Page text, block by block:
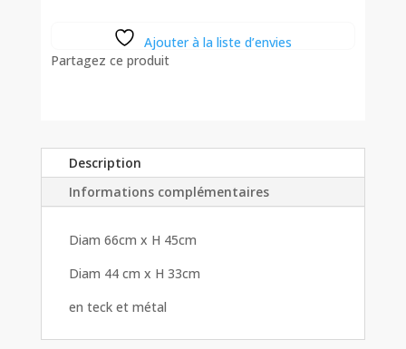
Ajouter à la liste d’envies
Partagez ce produit
Description
Informations complémentaires
Diam 66cm x H 45cm
Diam 44 cm x H 33cm
en teck et métal